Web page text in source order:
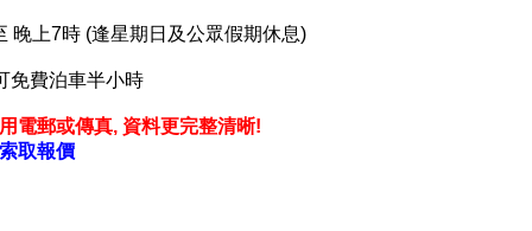
晚上7時 (逢星期日及公眾假期休息)
免費泊車半小時
電郵或傳真, 資料更完整清晰!
取報價